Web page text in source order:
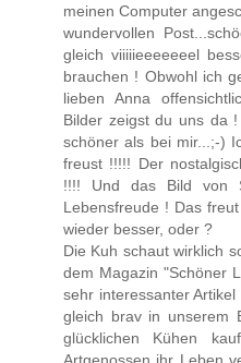
meinen Computer
wundervollen
gleich viiiiieeeeeeel
brauchen ! Obwohl ich
lieben Anna
Bilder zeigst du uns da
schöner als bei mir...;-)
freust !!!!! Der
!!!! Und das Bild von
Lebensfreude ! Das
wieder besser, oder ?
Die Kuh schaut wirklich
dem Magazin "Schöner
sehr interessanter
gleich brav in unserem
glücklichen Kühen
Artgenossen ihr Leben